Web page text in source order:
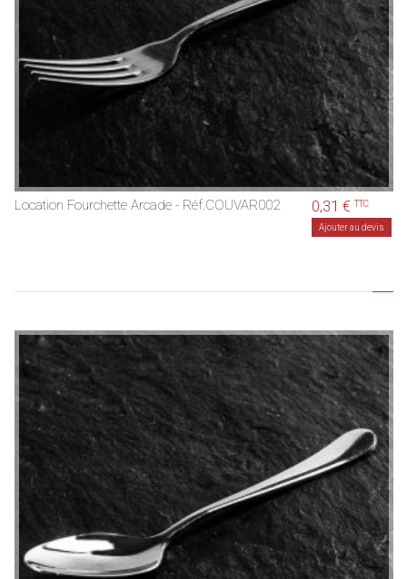
Location Fourchette Arcade - Réf.COUVAR002 0,31 €TTC
Ajouter au devis